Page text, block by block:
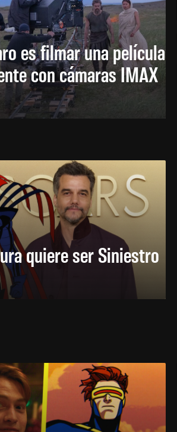
es filmar una película
con cámaras IMAX
quiere ser Siniestro